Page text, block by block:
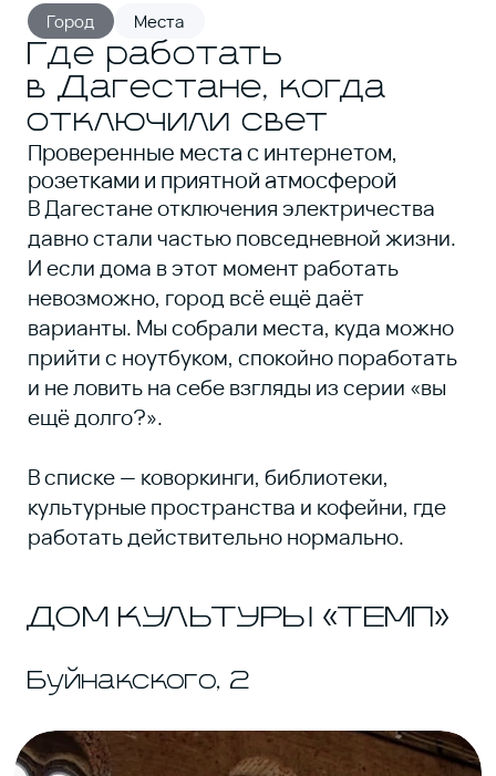
розетками и приятной атмосферой
В Дагестане отключения электричества
давно стали частью повседневной жизни.
И если дома в этот момент работать
невозможно, город всё ещё даёт
варианты. Мы собрали места, куда можно
прийти с ноутбуком, спокойно поработать
и не ловить на себе взгляды из серии «вы
ещё долго?».
В списке — коворкинги, библиотеки,
культурные пространства и кофейни, где
работать действительно нормально.
ДОМ КУЛЬТУРЫ «ТЕМП»
Буйнакского, 2